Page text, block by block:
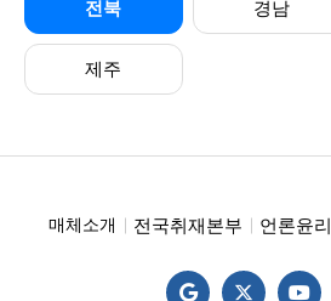
전북 경남
제주
매체소개 전국취재본부 언론윤리